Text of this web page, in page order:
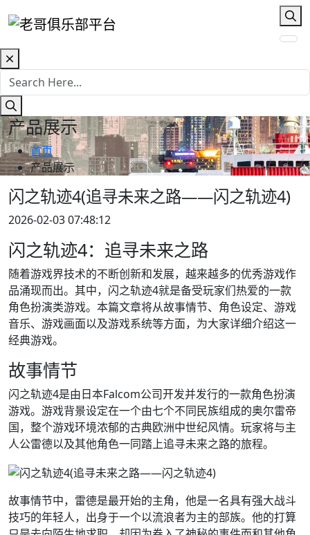
产品展示
首页
产品展示
闪之轨迹4(追寻未来之路——闪之轨迹4)
2026-02-03 07:48:12
闪之轨迹4：追寻未来之路
随着游戏界技术的不断创新和发展，越来越多的优秀游戏作
品涌现而出。其中，闪之轨迹4就是备受玩家们热爱的一款
角色扮演类游戏。本篇文章将从故事情节、角色设定、游戏
音乐、游戏画面以及游戏系统等方面，为大家详细介绍这一
经典游戏。
故事情节
闪之轨迹4是由日本Falcom公司开发并发行的一款角色扮演
游戏。游戏背景设定在一个由七个不同民族组成的奥尔雷帝
国，整个游戏环境浓郁的古典欧洲中世纪风情。玩家将与主
人公雷德以及其他角色一同踏上追寻未来之路的旅程。
故事情节中，雷德是最开始的主角，他是一名具有强大战斗
技巧的年轻人，出身于一个以流浪者为主的部族。他的打算